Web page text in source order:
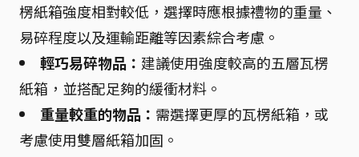
楞紙箱強度相對較低，選擇時應根據禮物的重量、
易碎程度以及運輸距離等因素綜合考慮。
輕巧易碎物品： 建議使用強度較高的五層瓦楞
紙箱，並搭配足夠的緩衝材料。
重量較重的物品： 需選擇更厚的瓦楞紙箱，或
考慮使用雙層紙箱加固。